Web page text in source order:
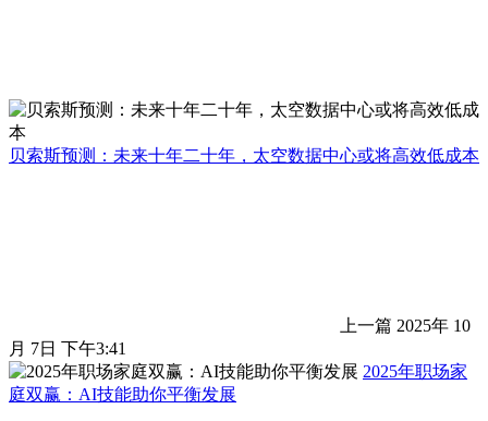
贝索斯预测：未来十年二十年，太空数据中心或将高效低成本
上一篇 2025年 10
月 7日 下午3:41
2025年职场家
庭双赢：AI技能助你平衡发展